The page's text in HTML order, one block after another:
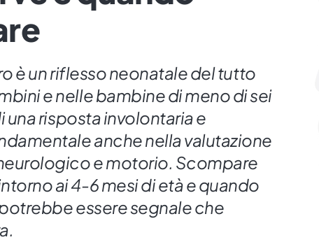
è un riflesso neonatale del tutto
e nelle bambine di meno di sei
una risposta involontaria e
anche nella valutazione
e motorio. Scompare
ai 4-6 mesi di età e quando
essere segnale che